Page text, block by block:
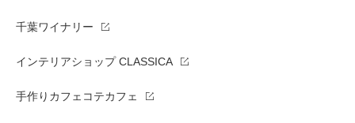
千葉ワイナリー
インテリアショップ CLASSICA
手作りカフェコテカフェ